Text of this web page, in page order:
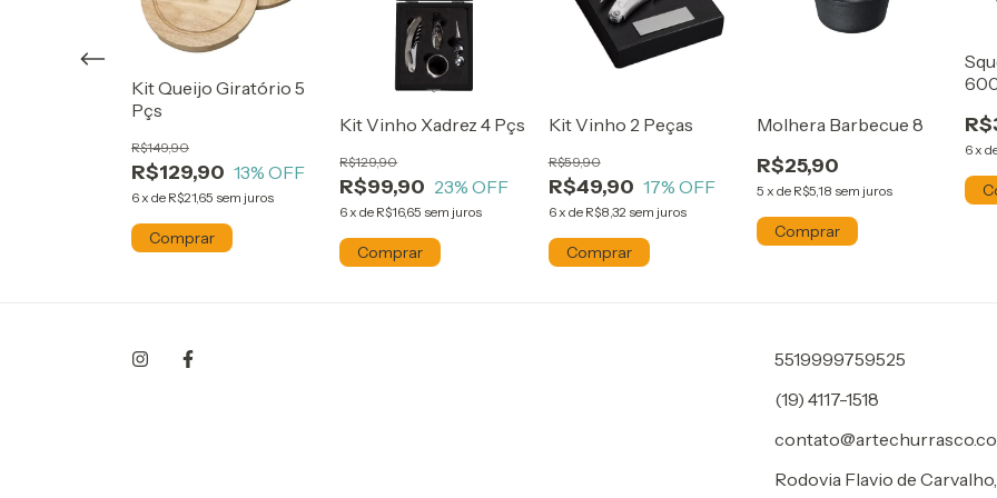
Kit Queijo Giratório 5
Pçs
R$129,90
R$149,90
13% OFF
6 x de R$21,65 sem juros
Kit Vinho Xadrez 4 Pçs
R$99,90
R$129,90
23% OFF
6 xde R$16,65 sem juros
Kit Vinho 2 Peças
R$49,90
R$59,90
17% OFF
6 x de R$8,32 sem juros
Molhera Barbecue 8
R$25,90
5 x de R$5,18 sem juros
6 x
5519999759525
(19) 4117-1518
Rodovia Flavio de